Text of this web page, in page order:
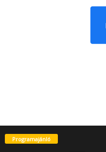
Programajánló